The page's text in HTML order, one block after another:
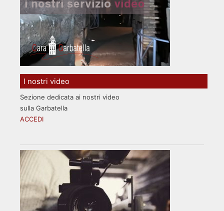
I nostri video
Sezione dedicata ai nostri video
sulla Garbatella
ACCEDI